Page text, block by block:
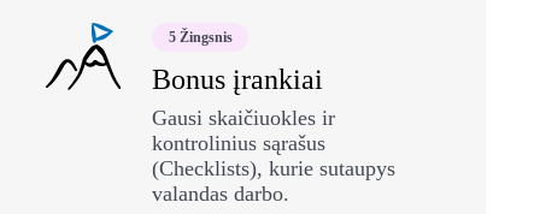
5 Žingsnis
Bonus įrankiai
Gausi skaičiuokles ir
kontrolinius sąrašus
(Checklists), kurie sutaupys
valandas darbo.